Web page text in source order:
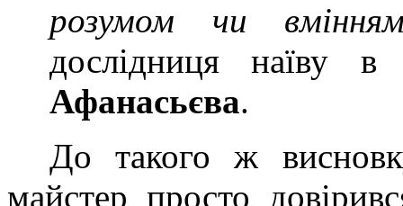
розумом чи
дослідниця наїву в
Афанасьєва.
До такого ж
майстер просто